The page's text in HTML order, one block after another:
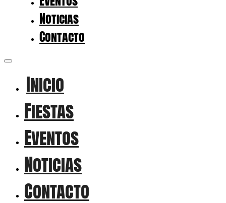
Noticias
Contacto
Inicio
Fiestas
Eventos
Noticias
Contacto